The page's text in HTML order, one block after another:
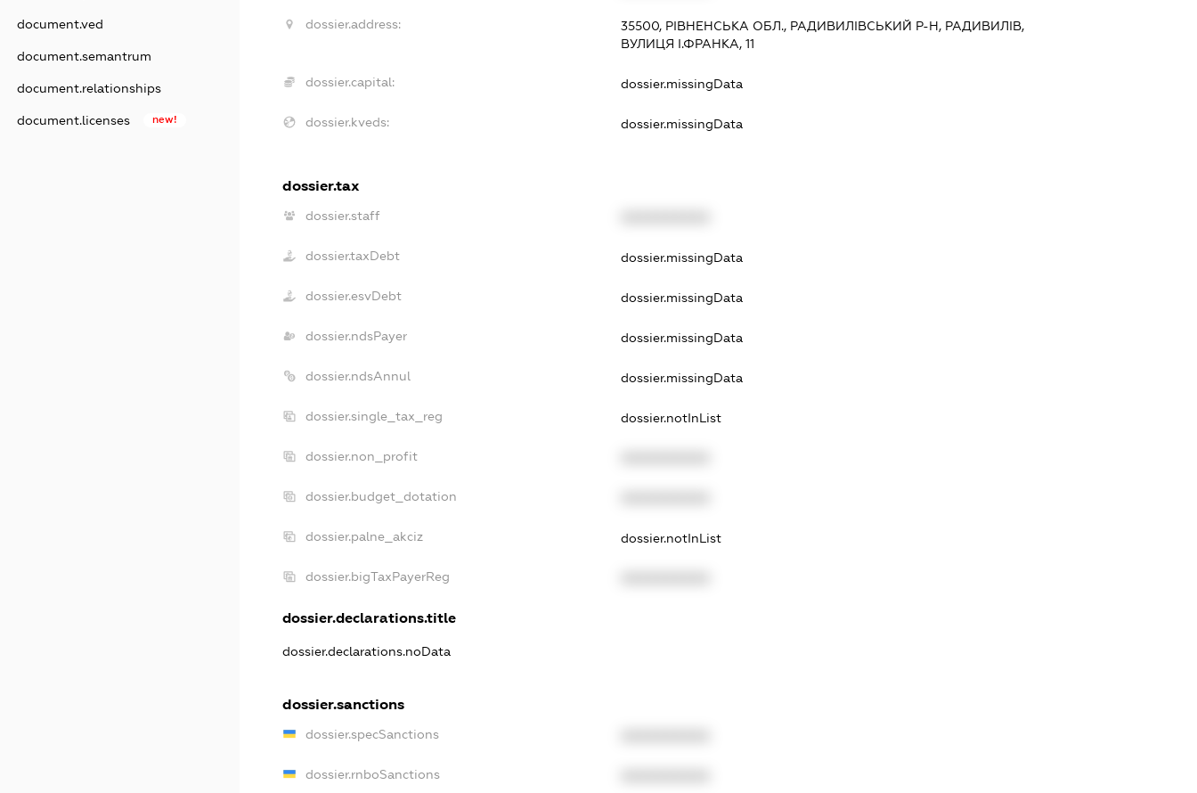
document.ved
document.semantrum
document.relationships
document.licenses new!
dossier.address:
35500, РІВНЕНСЬКА ОБЛ., РАДИВИЛІВСЬКИЙ Р-Н, РАДИВИЛІВ,
ВУЛИЦЯ І.ФРАНКА, 11
dossier.capital: dossier.missingData
dossier.kveds: dossier.missingData
dossier.tax
dossier.staff
dossier.taxDebt dossier.missingData
dossier.esvDebt dossier.missingData
dossier.ndsPayer dossier.missingData
dossier.ndsAnnul dossier.missingData
dossier.single_tax_reg dossier.notInList
dossier.non_profit
dossier.budget_dotation
dossier.palne_akciz dossier.notInList
dossier.bigTaxPayerReg
dossier.declarations.title
dossier.declarations.noData
dossier.sanctions
dossier.specSanctions
dossier.rnboSanctions